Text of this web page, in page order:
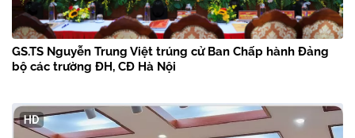
GS.TS Nguyễn Trung Việt trúng cử Ban Chấp hành Đảng
bộ các trường ĐH, CĐ Hà Nội